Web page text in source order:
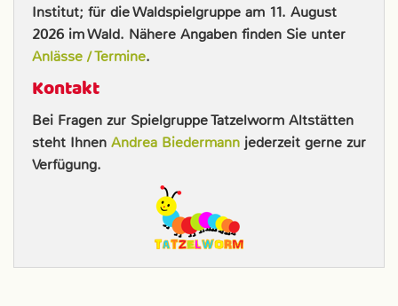
Institut; für die Waldspielgruppe am 11. August
2026 im Wald. Nähere Angaben finden Sie unter
Anlässe / Termine.
Kontakt
Bei Fragen zur Spielgruppe Tatzelworm Altstätten
steht Ihnen Andrea Biedermann jederzeit gerne zur
Verfügung.